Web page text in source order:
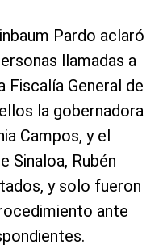
Pardo aclaró
llamadas a
General de
la gobernadora
Campos, y el
Sinaloa, Rubén
y solo fueron
ante